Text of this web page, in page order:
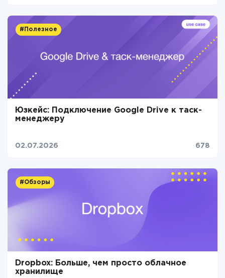
#Полезное
Юзкейс: Подключение Google Drive к таск-
менеджеру
02.07.2026 678
#Обзоры
Dropbox: Больше, чем просто облачное
хранилище